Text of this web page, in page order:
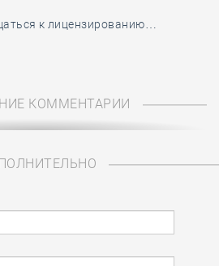
к лицензированию…
КОММЕНТАРИИ